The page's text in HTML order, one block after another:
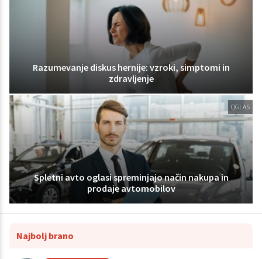
Razumevanje diskus hernije: vzroki, simptomi in
zdravljenje
OGLAS
Spletni avto oglasi spreminjajo način nakupa in
prodaje avtomobilov
Najbolj brano